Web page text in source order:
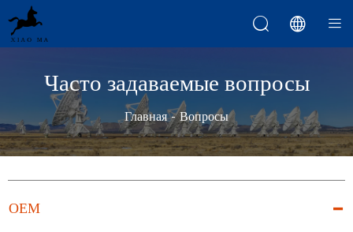
  
Часто задаваемые вопросы
Главная-Вопросы

OEM